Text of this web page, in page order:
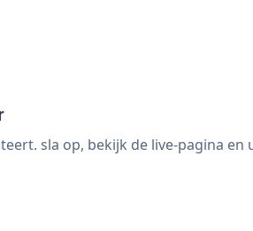
sla op, bekijk de live-pagina en